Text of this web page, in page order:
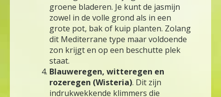
groene bladeren. Je kunt de jasmijn
zowel in de volle grond als in een
grote pot, bak of kuip planten. Zolang
dit Mediterrane type maar voldoende
zon krijgt en op een beschutte plek
staat.
Blauweregen, witteregen en
rozeregen (Wisteria). Dit zijn
indrukwekkende klimmers die